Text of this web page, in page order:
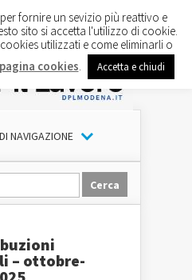
NAVIGAZIONE
– ottobre-
fornire un sevizio più reattivo e
sito si accetta l'utilizzo di cookie.
utilizzati e come eliminarli o
pagina cookies Accetta e chiudi